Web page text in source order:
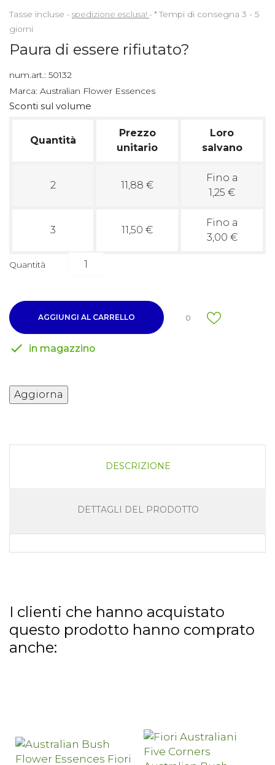
Tasse incluse
spedizione esclusa! *Tempi di consegna 3 - 5
giorni
Paura di essere rifiutato?
num.art.: 50132
Marca: Australian Flower Essences
Sconti sul volume
Quantità
Prezzo
unitario
Loro
salvano
2 11,88 €
Fino a
1,25 €
3 11,50 €
Fino a
3,00 €
Quantità
AGGIUNGI AL CARRELLO 0
 in magazzino
DESCRIZIONE
DETTAGLI DEL PRODOTTO
I clienti che hanno acquistato
questo prodotto hanno comprato
anche: